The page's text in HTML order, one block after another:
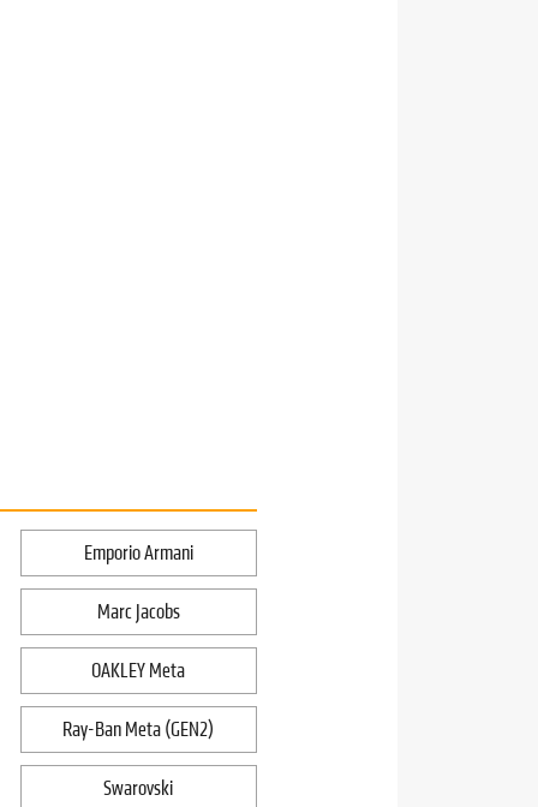
Emporio Armani
Marc Jacobs
OAKLEY Meta
Ray-Ban Meta (GEN2)
Swarovski